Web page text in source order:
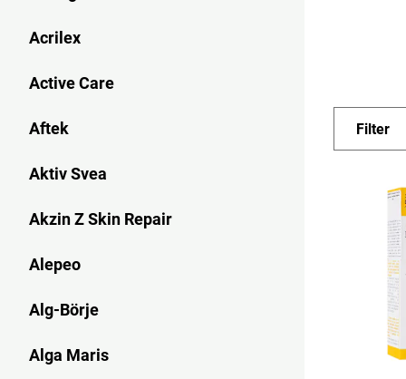
Acrilex
Active Care
Aftek
Aktiv Svea
Akzin Z Skin Repair
Alepeo
Alg-Börje
Alga Maris
växter
För
och
vardagen
skapa en
extra
För dig
Filter